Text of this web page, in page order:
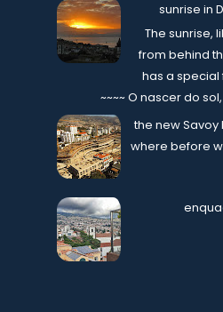
sunrise in
The sunrise,
from behind
has a special
~~~~ O nascer do
the new
where before